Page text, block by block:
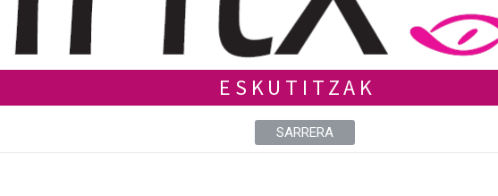
ESKUTITZAK
SARRERA